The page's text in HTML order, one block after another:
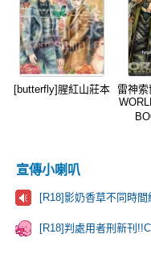
[butterfly]腥紅山莊本
雷神
宣傳小喇叭
[R18]影奶香草不同時
[R18]判處用者刑新刊